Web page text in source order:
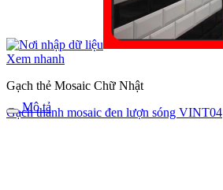
Xem nhanh
Gạch thẻ Mosaic Chữ Nhật
Gạch thanh mosaic đen lượn sóng VINT04
Mô tả